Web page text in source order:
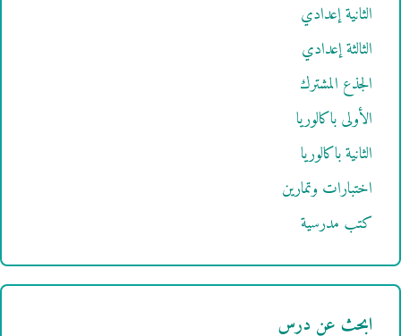
الثانية إعدادي
الثالثة إعدادي
الجذع المشترك
الأولى باكالوريا
الثانية باكالوريا
اختبارات وتمارين
كتب مدرسية
ابحث عن درس